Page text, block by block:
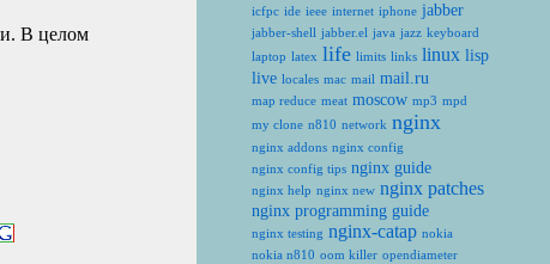
В целом
icfpc ide ieee internet iphone jabber
jabber-shell jabber.el java jazz keyboard
laptop latex life limits links linux lisp
live locales mac mail mail.ru
map reduce meat moscow mp3 mpd
my clone n810 network nginx
nginx addons nginx config
nginx config tips nginx guide
nginx help nginx new nginx patches
nginx programming guide
nginx testing nginx-catap nokia
nokia n810 oom killer opendiameter